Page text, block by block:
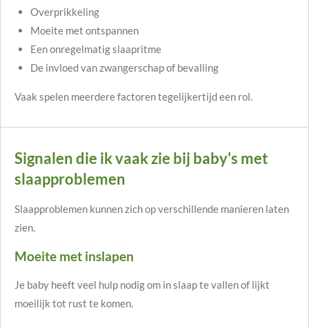
Overprikkeling
Moeite met ontspannen
Een onregelmatig slaapritme
De invloed van zwangerschap of bevalling
Vaak spelen meerdere factoren tegelijkertijd een rol.
Signalen die ik vaak zie bij baby's met
slaapproblemen
Slaapproblemen kunnen zich op verschillende manieren laten
zien.
Moeite met inslapen
Je baby heeft veel hulp nodig om in slaap te vallen of lijkt
moeilijk tot rust te komen.